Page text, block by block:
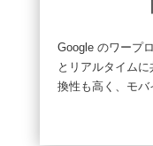
Google のワープ
とリアルタイム
換性も高く、モバ